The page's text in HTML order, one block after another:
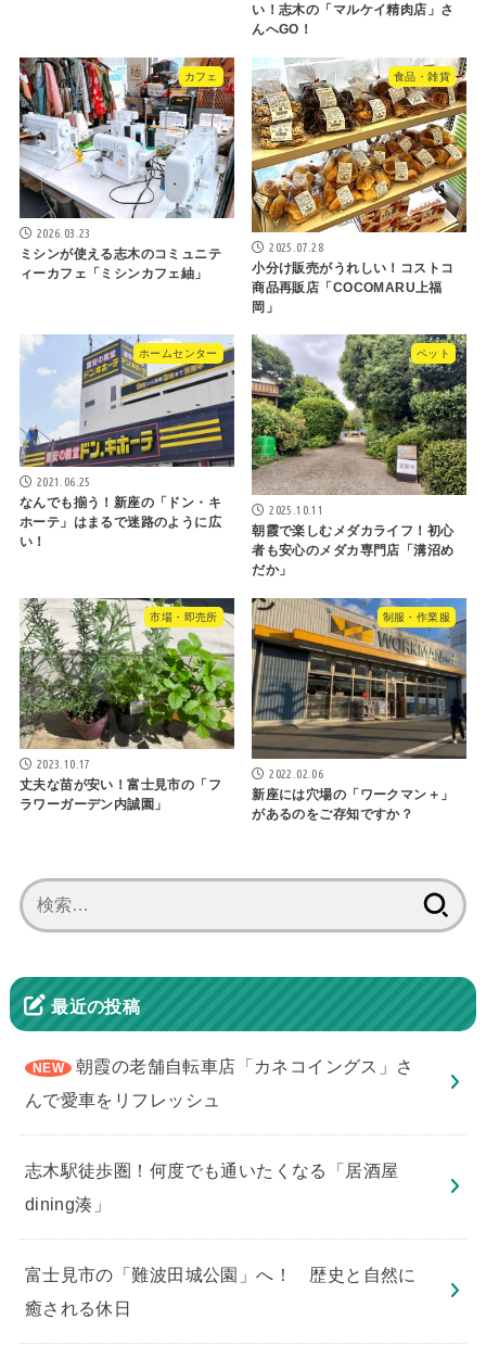
い！志木の「マルケイ精肉店」さ
んへGO！
カフェ
2026.03.23
ミシンが使える志木のコミュニテ
ィーカフェ「ミシンカフェ紬」
食品・雑貨
2025.07.28
小分け販売がうれしい！コストコ
商品再販店「COCOMARU上福
岡」
ホームセンター
2021.06.25
なんでも揃う！新座の「ドン・キ
ホーテ」はまるで迷路のように広
い！
ペット
2025.10.11
朝霞で楽しむメダカライフ！初心
者も安心のメダカ専門店「溝沼め
だか」
市場・即売所
2023.10.17
丈夫な苗が安い！富士見市の「フ
ラワーガーデン内誠園」
制服・作業服
2022.02.06
新座には穴場の「ワークマン＋」
があるのをご存知ですか？
索:
最近の投稿
朝霞の老舗自転車店「カネコイングス」さ
んで愛車をリフレッシュ
志木駅徒歩圏！何度でも通いたくなる「居酒屋
dining湊」
​富士見市の「難波田城公園」へ！ 歴史と自然に
癒される休日